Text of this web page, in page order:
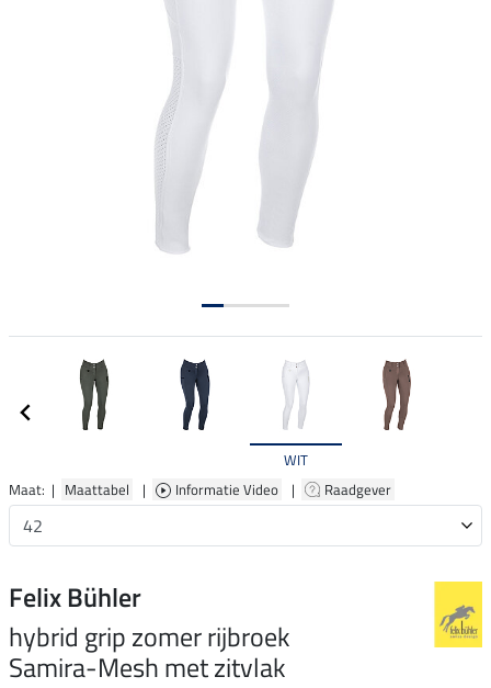
WIT
Maat: | Maattabel | Informatie Video | Raadgever
Felix Bühler
hybrid grip zomer rijbroek
Samira-Mesh met zitvlak